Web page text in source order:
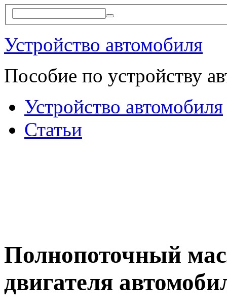
Устройство автомобиля
Пособие по устройству
Устройство автомобиля
Статьи
Полнопоточный
двигателя